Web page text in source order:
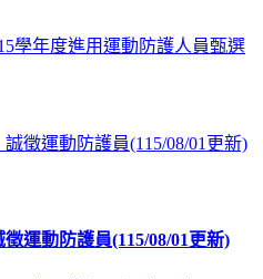
學年度進用運動防護人員甄選
運動防護員(115/08/01更新)